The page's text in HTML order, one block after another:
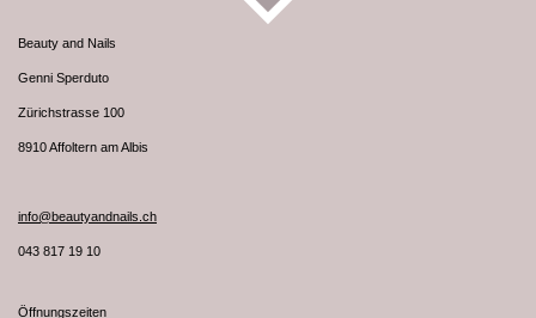
Beauty and Nails
Genni Sperduto
Zürichstrasse 100
8910 Affoltern am Albis
info@beautyandnails.ch
043 817 19 10
Öffnungszeiten